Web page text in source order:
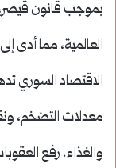
بموجب قانون قيصر،
العالمية، مما أدى
الاقتصاد السوري
معدلات التضخم،